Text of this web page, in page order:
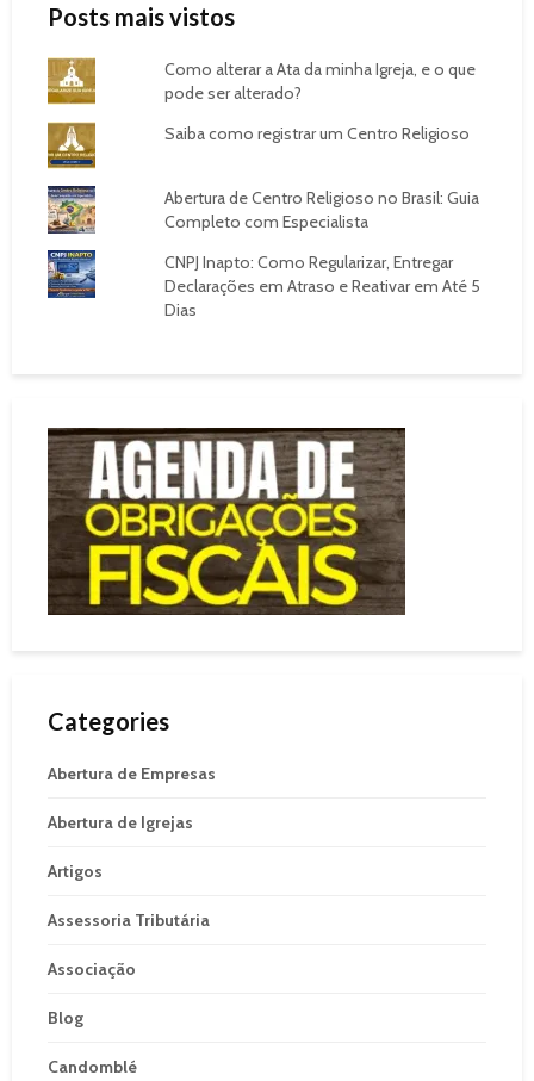
Posts mais vistos
Como alterar a Ata da minha Igreja, e o que
pode ser alterado?
Saiba como registrar um Centro Religioso
Abertura de Centro Religioso no Brasil: Guia
Completo com Especialista
CNPJ Inapto: Como Regularizar, Entregar
Declarações em Atraso e Reativar em Até 5
Dias
Categories
Abertura de Empresas
Abertura de Igrejas
Artigos
Assessoria Tributária
Associação
Blog
Candomblé